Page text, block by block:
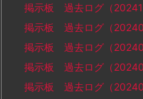
掲示板 過去ログ（
掲示板 過去ログ（
掲示板 過去ログ（
掲示板 過去ログ（
掲示板 過去ログ（